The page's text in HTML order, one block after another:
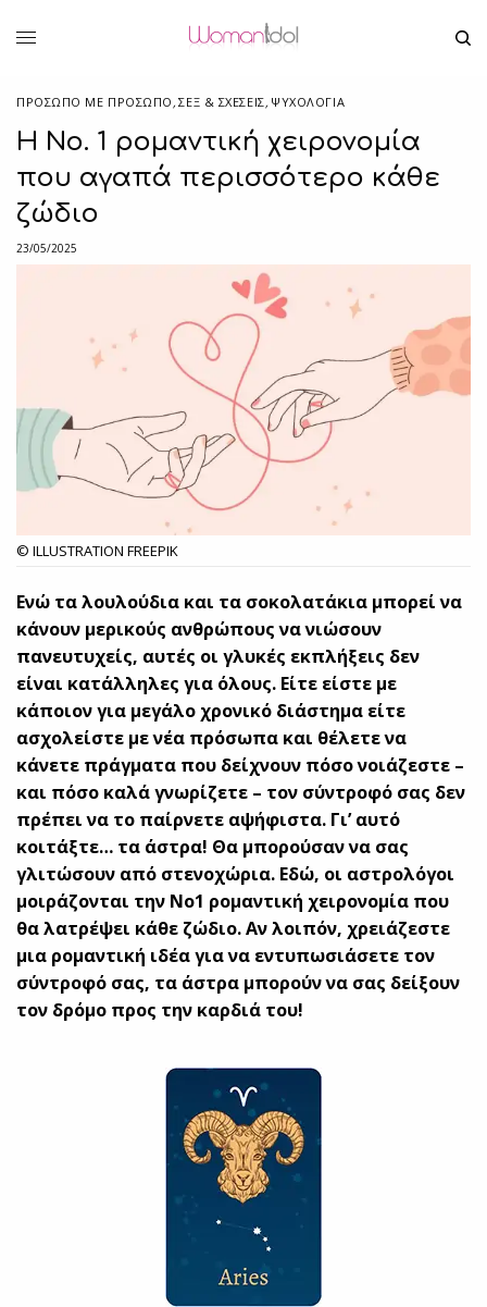
ΠΡΌΣΩΠΟ ΜΕ ΠΡΌΣΩΠΟ , ΣΕΞ & ΣΧΈΣΕΙΣ, ΨΥΧΟΛΟΓΙΑ
Η Νο. 1 ρομαντική χειρονομία
που αγαπά περισσότερο κάθε
ζώδιο
23/05/2025
© ILLUSTRATION FREEPIK
Ενώ τα λουλούδια και τα σοκολατάκια μπορεί να
κάνουν μερικούς ανθρώπους να νιώσουν
πανευτυχείς, αυτές οι γλυκές εκπλήξεις δεν
είναι κατάλληλες για όλους. Είτε είστε με
κάποιον για μεγάλο χρονικό διάστημα είτε
ασχολείστε με νέα πρόσωπα και θέλετε να
κάνετε πράγματα που δείχνουν πόσο νοιάζεστε –
και πόσο καλά γνωρίζετε – τον σύντροφό σας δεν
πρέπει να το παίρνετε αψήφιστα. Γι’ αυτό
κοιτάξτε… τα άστρα! Θα μπορούσαν να σας
γλιτώσουν από στενοχώρια. Εδώ, οι αστρολόγοι
μοιράζονται την Νο1 ρομαντική χειρονομία που
θα λατρέψει κάθε ζώδιο. Αν λοιπόν, χρειάζεστε
μια ρομαντική ιδέα για να εντυπωσιάσετε τον
σύντροφό σας, τα άστρα μπορούν να σας δείξουν
τον δρόμο προς την καρδιά του!